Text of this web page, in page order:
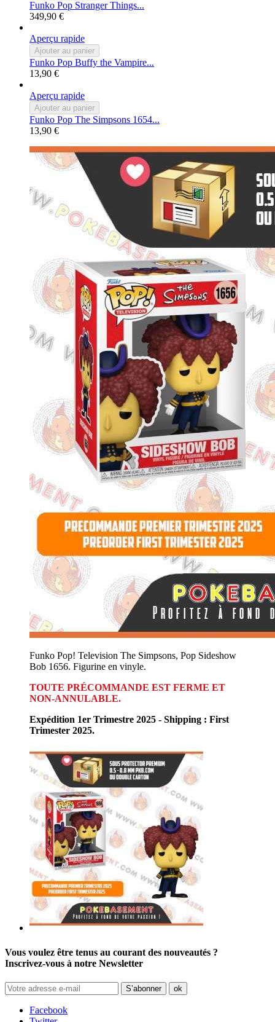
Funko Pop Stranger Things...
349,90 €
Aperçu rapide
Ajouter au panier
Funko Pop Buffy the Vampire...
13,90 €
Aperçu rapide
Ajouter au panier
Funko Pop The Simpsons 1654...
13,90 €
Funko Pop! Television The Simpsons, Pop Sideshow
Bob 1656. Figurine en vinyle.
TOUTE PRÉCOMMANDE EST FERME ET
NON-ANNULABLE.
Expédition 1er Trimestre 2025 - Shipping : First
Trimester 2025.
Vous voulez être tenus au courant des nouveautés ?
Inscrivez-vous à notre Newsletter
Facebook